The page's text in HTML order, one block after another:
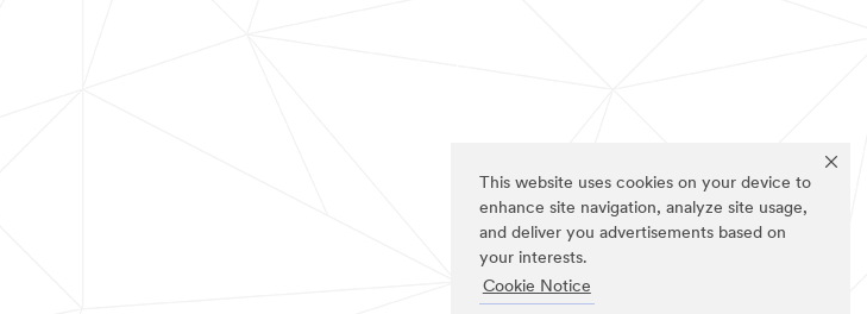
This website uses cookies on your device to
enhance site navigation, analyze site usage,
and deliver you advertisements based on
your interests.
Cookie Notice